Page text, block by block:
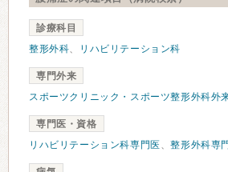
診療科目
整形外科、 リハビリテーション科
専門外来
スポーツクリニック・スポーツ整形外科外
専門医・資格
リハビリテーション科専門医 、整形外科専